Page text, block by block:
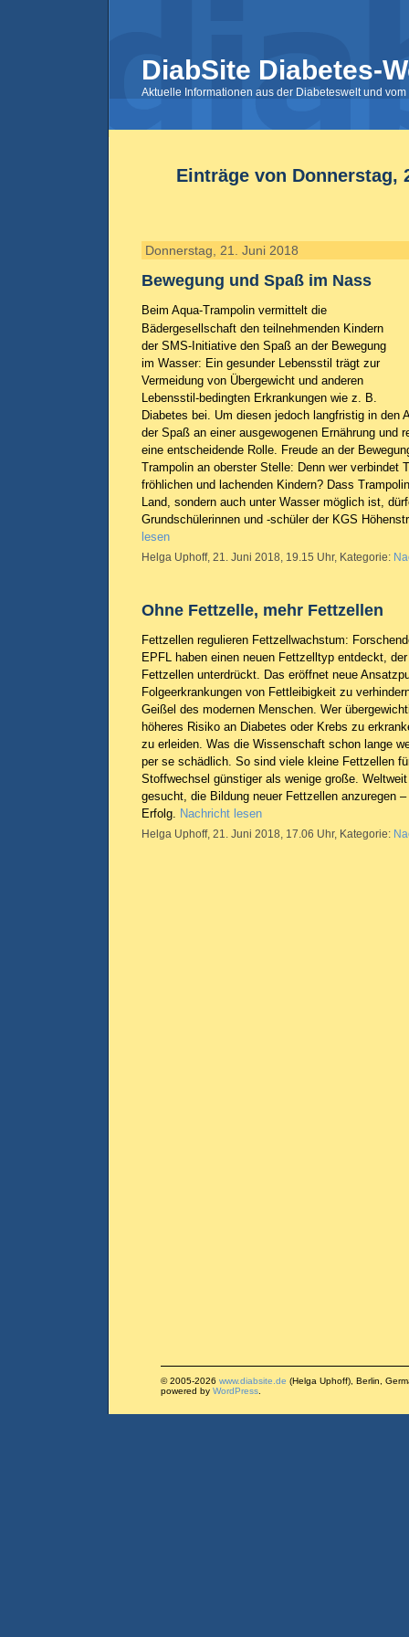
DiabSite Diabetes-
Aktuelle Informationen aus der Diabeteswelt und
Einträge von Donnerstag,
Donnerstag, 21. Juni 2018
Bewegung und Spaß im Nass
Beim Aqua-Trampolin vermittelt die
Bädergesellschaft den teilnehmenden Kindern
der SMS-Initiative den Spaß an der Bewegung
im Wasser: Ein gesunder Lebensstil trägt zur
Vermeidung von Übergewicht und anderen
Lebensstil-bedingten Erkrankungen wie z. B.
Diabetes bei. Um diesen jedoch langfristig in den
der Spaß an einer ausgewogenen Ernährung und
eine entscheidende Rolle. Freude an der
Trampolin an oberster Stelle: Denn wer verbindet
fröhlichen und lachenden Kindern? Dass
Land, sondern auch unter Wasser möglich ist,
Grundschülerinnen und -schüler der KGS
lesen
Helga Uphoff, 21. Juni 2018, 19.15 Uhr, Kategorie:
Ohne Fettzelle, mehr Fettzellen
Fettzellen regulieren Fettzellwachstum:
EPFL haben einen neuen Fettzelltyp entdeckt,
Fettzellen unterdrückt. Das eröffnet neue
Folgeerkrankungen von Fettleibigkeit zu
Geißel des modernen Menschen. Wer
höheres Risiko an Diabetes oder Krebs zu
zu erleiden. Was die Wissenschaft schon lange
per se schädlich. So sind viele kleine Fettzellen
Stoffwechsel günstiger als wenige große.
gesucht, die Bildung neuer Fettzellen anzuregen
Erfolg. Nachricht lesen
Helga Uphoff, 21. Juni 2018, 17.06 Uhr, Kategorie:
© 2005-2026 www.diabsite.de (Helga Uphoff), Berlin,
powered by WordPress.